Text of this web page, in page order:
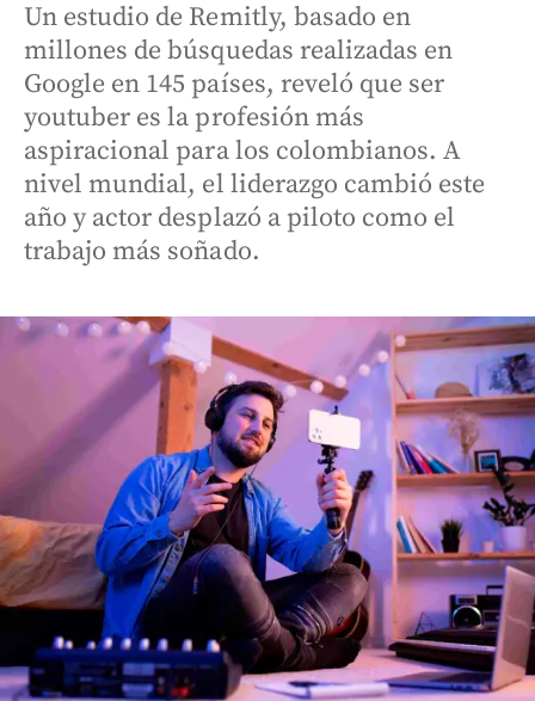
Un estudio de Remitly, basado en
millones de búsquedas realizadas en
Google en 145 países, reveló que ser
youtuber es la profesión más
aspiracional para los colombianos. A
nivel mundial, el liderazgo cambió este
año y actor desplazó a piloto como el
trabajo más soñado.